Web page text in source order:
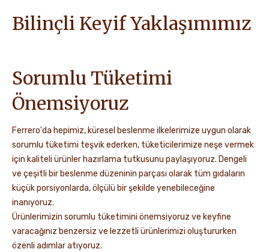
Bilinçli Keyif Yaklaşımımız
Sorumlu Tüketimi
Önemsiyoruz
Ferrero'da hepimiz, küresel beslenme ilkelerimize uygun olarak
sorumlu tüketimi teşvik ederken, tüketicilerimize neşe vermek
için kaliteli ürünler hazırlama tutkusunu paylaşıyoruz. Dengeli
ve çeşitli bir beslenme düzeninin parçası olarak tüm gıdaların
küçük porsiyonlarda, ölçülü bir şekilde yenebileceğine
inanıyoruz.
Ürünlerimizin sorumlu tüketimini önemsiyoruz ve keyfine
varacağınız benzersiz ve lezzetli ürünlerimizi oluştururken
özenli adımlar atıyoruz.